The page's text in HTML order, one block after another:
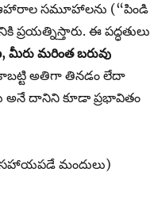
సమూహాలను (“పిండి
ఈ పద్ధతులు
,మీరు మరింత బరువు
అతిగా తినడం లేదా
అనే దానిని కూడా ప్రభావితం
సహాయపడే మందులు)